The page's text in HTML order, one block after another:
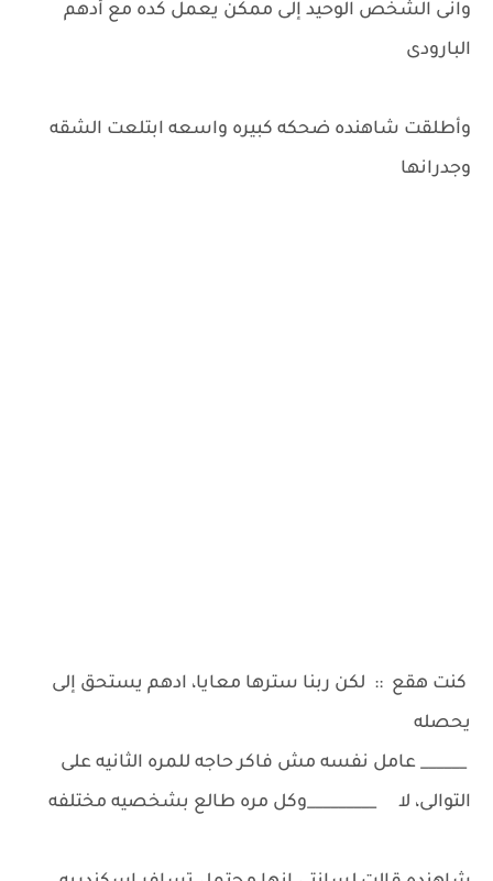
وانى الشخص الوحيد إلى ممكن يعمل كده مع أدهم
البارودى
وأطلقت شاهنده ضحكه كبيره واسعه ابتلعت الشقه
وجدرانها
كنت هقع :: لكن ربنا سترها معايا، ادهم يستحق إلى
يحصله
______ عامل نفسه مش فاكر حاجه للمره الثانيه على
التوالى، لا _________وكل مره طالع بشخصيه مختلفه